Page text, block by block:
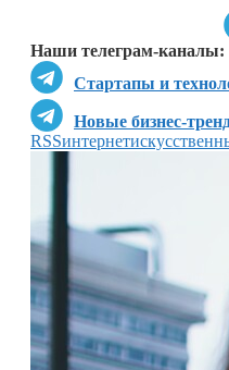
Наши телеграм-каналы:
Стартапы и
Новые бизнес-
RSSинтернет